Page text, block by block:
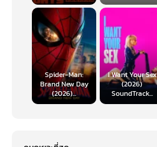
Spider-Man:
Brand New Day
(2026)...
I Want Your Sex
(2026)
SoundTrack...